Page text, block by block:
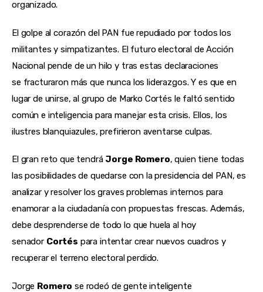
organizado.
El golpe al corazón del PAN fue repudiado por todos los
militantes y simpatizantes. El futuro electoral de Acción
Nacional pende de un hilo y tras estas declaraciones
se fracturaron más que nunca los liderazgos. Y es que en
lugar de unirse, al grupo de Marko Cortés le faltó sentido
común e inteligencia para manejar esta crisis. Ellos, los
ilustres blanquiazules, prefirieron aventarse culpas.
El gran reto que tendrá Jorge Romero, quien tiene todas
las posibilidades de quedarse con la presidencia del PAN, es
analizar y resolver los graves problemas internos para
enamorar a la ciudadanía con propuestas frescas. Además,
debe desprenderse de todo lo que huela al hoy
senador Cortés para intentar crear nuevos cuadros y
recuperar el terreno electoral perdido.
Jorge Romero se rodeó de gente inteligente